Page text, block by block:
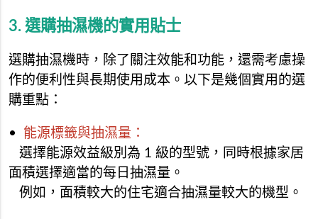
3. 選購抽濕機的實用貼士
選購抽濕機時，除了關注效能和功能，還需考慮操
作的便利性與長期使用成本。以下是幾個實用的選
購重點：
• 能源標籤與抽濕量：
選擇能源效益級別為 1 級的型號，同時根據家居
面積選擇適當的每日抽濕量。
例如，面積較大的住宅適合抽濕量較大的機型。